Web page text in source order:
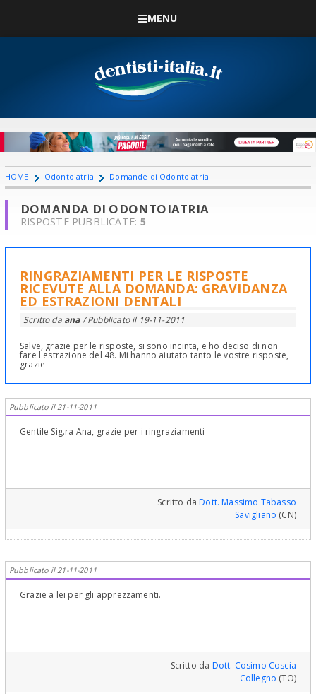
MENU
HOME Odontoiatria Domande di Odontoiatria
DOMANDA DI ODONTOIATRIA
RISPOSTE PUBBLICATE: 5
RINGRAZIAMENTI PER LE RISPOSTE
RICEVUTE ALLA DOMANDA: GRAVIDANZA
ED ESTRAZIONI DENTALI
Scritto da ana/ Pubblicato il 19-11-2011
Salve, grazie per le risposte, si sono incinta, e ho deciso di non
fare l'estrazione del 48. Mi hanno aiutato tanto le vostre risposte,
grazie
Pubblicato il 21-11-2011
Gentile Sig.ra Ana, grazie per i ringraziamenti
Scritto daDott. Massimo Tabasso
Savigliano (CN)
Pubblicato il 21-11-2011
Grazie a lei per gli apprezzamenti.
Scritto da Dott. Cosimo Coscia
Collegno (TO)